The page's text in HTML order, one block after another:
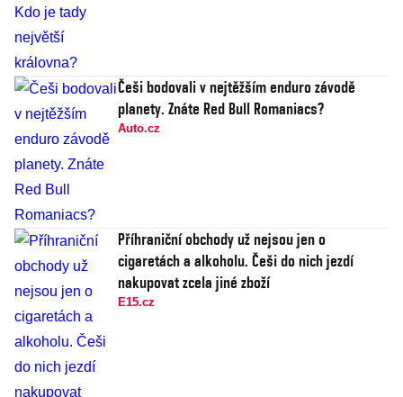
Češi bodovali v nejtěžším enduro závodě
planety. Znáte Red Bull Romaniacs?
Auto.cz
Příhraniční obchody už nejsou jen o
cigaretách a alkoholu. Češi do nich jezdí
nakupovat zcela jiné zboží
E15.cz